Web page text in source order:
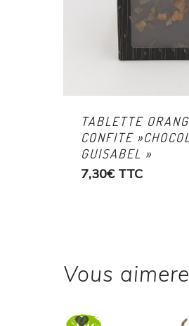
TABLETTE
CONFITE
GUISABEL »
7,30€ TTC
Vous